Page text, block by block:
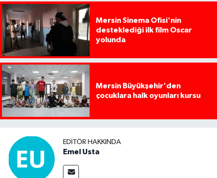
Mersin Sinema Ofisi'nin
desteklediği ilk film Oscar
yolunda
Mersin Büyükşehir'den
çocuklara halk oyunları kursu
EDITÖR HAKKINDA
Emel Usta